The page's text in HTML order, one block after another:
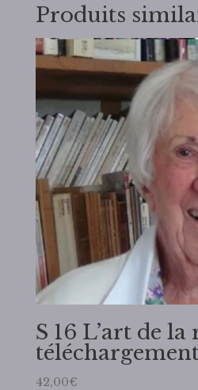
Produits
S 16 L’art de
42,00€